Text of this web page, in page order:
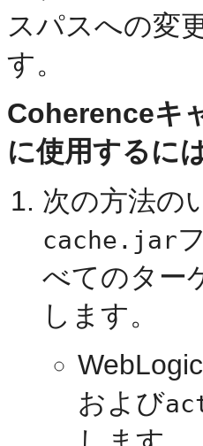
スパスへの変
す。
Coherenceキ
に使用するには
次の方法の
cache.jar
べてのター
します。
および